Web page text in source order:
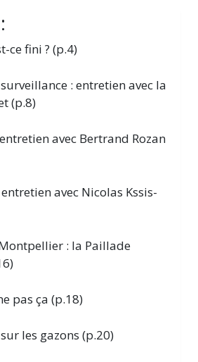
ce fini ? (p.4)
surveillance : entretien avec la
(p.8)
avec Bertrand Rozan
avec Nicolas Kssis-
: la Paillade
pas ça (p.18)
les gazons (p.20)